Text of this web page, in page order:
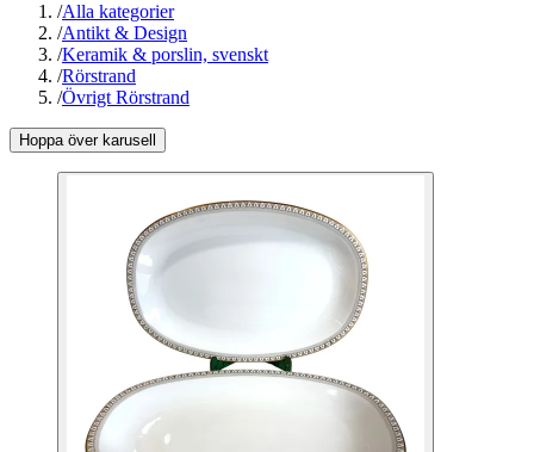
/Alla kategorier
/Antikt & Design
/Keramik & porslin, svenskt
/Rörstrand
/Övrigt Rörstrand
Hoppa över karusell